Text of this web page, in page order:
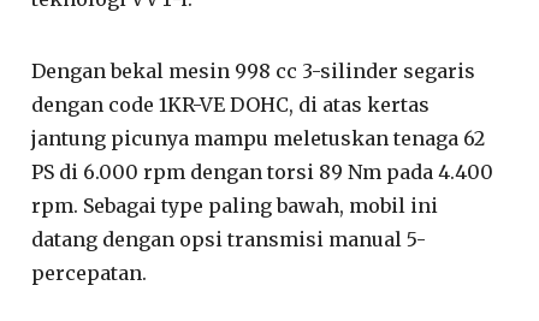
Dengan bekal mesin 998 cc 3-silinder segaris
dengan code 1KR-VE DOHC, di atas kertas
jantung picunya mampu meletuskan tenaga 62
PS di 6.000 rpm dengan torsi 89 Nm pada 4.400
rpm. Sebagai type paling bawah, mobil ini
datang dengan opsi transmisi manual 5-
percepatan.